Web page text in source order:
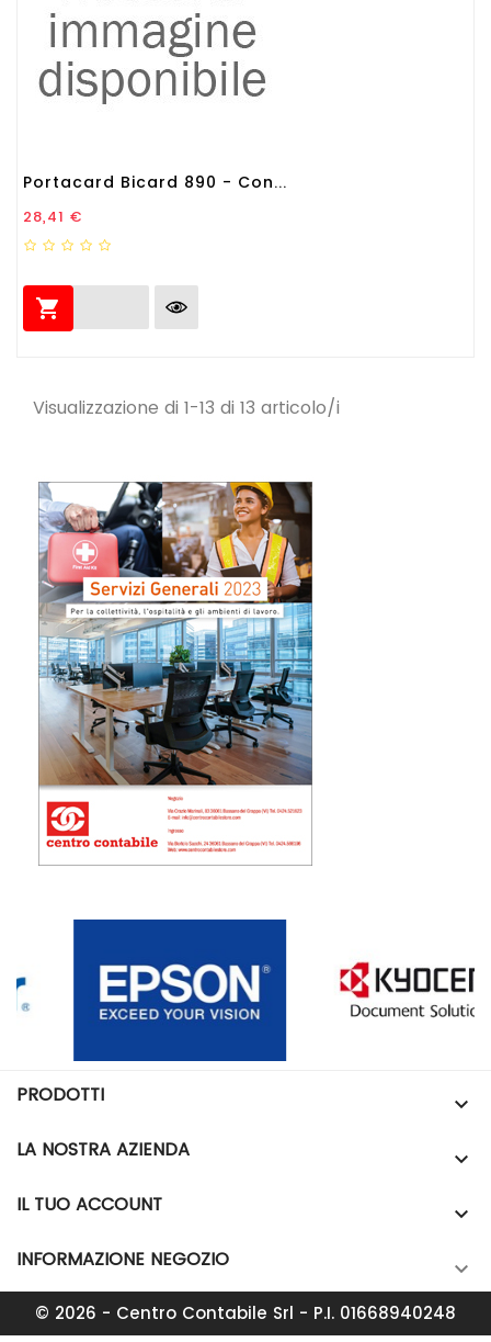
Portacard Bicard 890 - Con...
Prezzo
28,41 €

Visualizzazione di 1-13 di 13 articolo/i
PRODOTTI 
LA NOSTRA AZIENDA 
IL TUO ACCOUNT 
INFORMAZIONE NEGOZIO 
© 2026 - Centro Contabile Srl - P.I. 01668940248